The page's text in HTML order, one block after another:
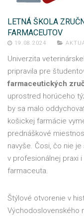
LETNÁ ŠKOLA
FARMACEUTOV
19.08.2024
Univerzita
pripravila pre
farmaceutických
uprostred horúceho
by sa malo
košickej farmácie
prednáškové
navyše. Čosi, čo nie
v profesionálnej praxi
farmaceuta.
Štýlové otvorenie v
Východoslovenského